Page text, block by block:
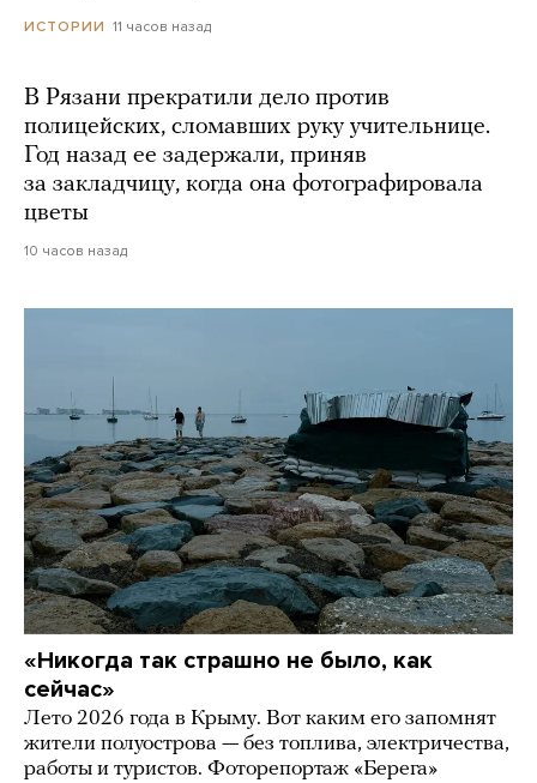
ИСТОРИИ 11 часов назад
В Рязани прекратили дело против
полицейских, сломавших руку учительнице.
Год назад ее задержали, приняв
за закладчицу, когда она фотографировала
цветы
10 часов назад
«Никогда так страшно не было, как
сейчас»
Лето 2026 года в Крыму. Вот каким его запомнят
жители полуострова — без топлива, электричества,
работы и туристов. Фоторепортаж «Берега»